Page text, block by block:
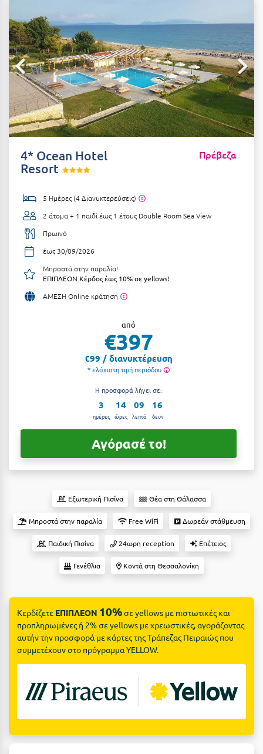
Αλεξανδρούπολη
Αλισσός Αχαΐας
Αλόννησος
Αμαλιάδα
Αμάρυνθος
Αμφίκλεια
Άνδρος
Αντίπαρος
Αράχωβα
Αργολίδα
Αριδαία
Αττική
Αχαΐα
Βόλος
Βραχάτι Κορινθίας
Γαλαξiδι
Γλυφάδα
Γύθειο
Διαμονή Μόνο
Πρωινό
Ημιδιατροφή
Ημιδιατροφή + Ποτά
Πλήρης Διατροφή
Ένα Γεύμα
ΤΎΠΟΣ ΚΑΤΑΛΎΜΑΤΟΣ
Ξενοδοχεία 1 Αστέρι
Ξενοδοχεία 2 Αστέρων
Ξενοδοχεία 3 Αστέρων
Ξενοδοχεία 4 Αστέρων
Ενοικιαζόμενα Δωμάτια
Boutique Hotels
Suites
4* Ocean Hotel
Resort
Πρέβεζα
5 Ημέρες (4 Διανυκτερεύσεις)
2 άτομα + 1 παιδί έως 1 έτους Double Room Sea View
Πρωινό
έως 30/09/2026
Μπροστά στην παραλία!
ΕΠΙΠΛΕΟΝ Κέρδος έως 10% σε yellows!
ΑΜΕΣΗ Online κράτηση
από
€397
€99 / διανυκτέρευση
* ελάχιστη τιμή περιόδου
Η προσφορά λήγει σε:
3
ημέρες
14
ώρες
09
λεπτά
15
δευτ
Αγόρασέ το!
Εξωτερική Πισίνα Θέα στη Θάλασσα
Μπροστά στην παραλία Free WiFi Δωρεάν στάθμευση
Παιδική Πισίνα 24ωρη reception Επέτειος
Γενέθλια Κοντά στη Θεσσαλονίκη
Κερδίζετε ΕΠΙΠΛΕΟΝ 10%σε yellows με πιστωτικές και
προπληρωμένες ή 2% σε yellows με χρεωστικές, αγοράζοντας
αυτήν την προσφορά με κάρτες της Τράπεζας Πειραιώς που
συμμετέχουν στο πρόγραμμα YELLOW.